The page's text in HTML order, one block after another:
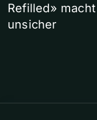
Refilled»
unsicher